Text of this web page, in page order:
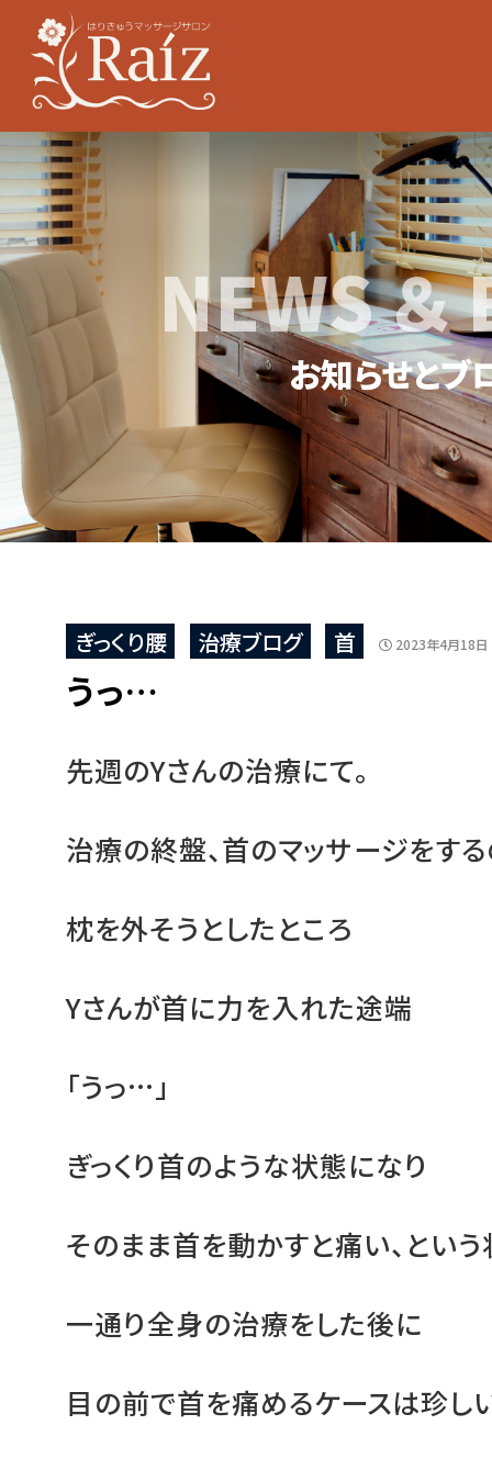
NEWS ＆
お知らせとブ
ぎっくり腰 治療ブログ 首 2023年4月18日
うっ…
先週のYさんの治療にて。
治療の終盤、首のマッサージをす
枕を外そうとしたところ
Yさんが首に力を入れた途端
「うっ…」
ぎっくり首のような状態になり
そのまま首を動かすと痛い、という
一通り全身の治療をした後に
目の前で首を痛めるケースは珍